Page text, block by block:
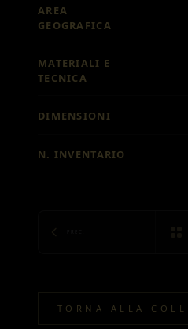
AREA
GEOGRAFICA
MATERIALI E
TECNICA
DIMENSIONI
N. INVENTARIO
TORNA ALLA